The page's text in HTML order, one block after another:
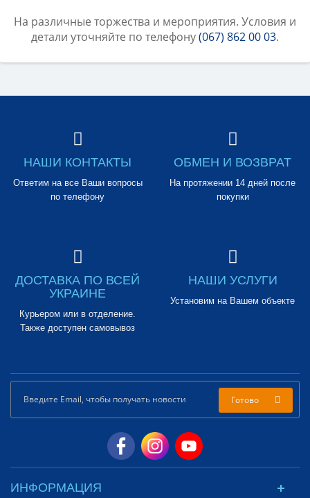
На различные торжества и мероприятия. Условия и
детали уточняйте по телефону(067) 862 00 03.
НАШИ КОНТАКТЫ
Ответим на все Ваши вопросы
по телефону
ОБМЕН И ВОЗВРАТ
На протяжении 14 дней после
покупки
ДОСТАВКА ПО ВСЕЙ
УКРАИНЕ
Курьером или в отделение.
Также доступен самовывоз
НАШИ УСЛУГИ
Установим на Вашем объекте
Готово
ИНФОРМАЦИЯ